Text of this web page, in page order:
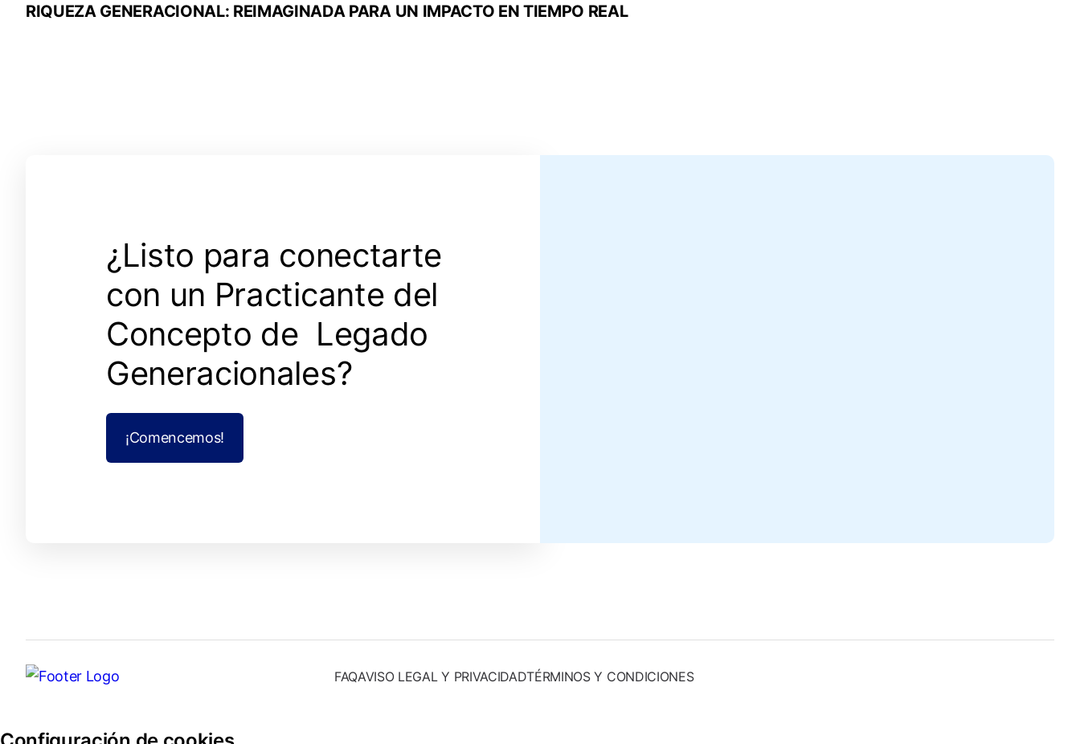
RIQUEZA GENERACIONAL: REIMAGINADA PARA UN IMPACTO EN TIEMPO REAL
¿Listo para conectarte
con un Practicante del
Concepto de Legado
Generacionales?
¡Comencemos!
FAQAVISO LEGAL Y PRIVACIDADTÉRMINOS Y CONDICIONES